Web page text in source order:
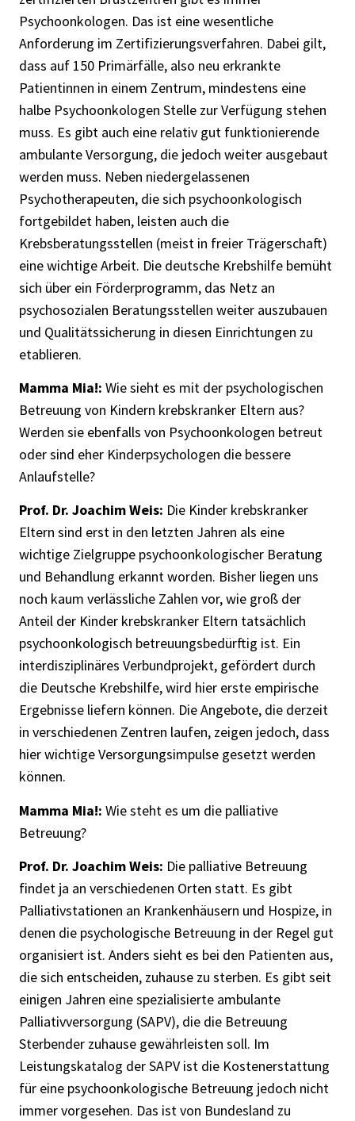
Psychoonkologen. Das ist eine wesentliche
Anforderung im Zertifizierungsverfahren. Dabei gilt,
dass auf 150 Primärfälle, also neu erkrankte
Patientinnen in einem Zentrum, mindestens eine
halbe Psychoonkologen Stelle zur Verfügung stehen
muss. Es gibt auch eine relativ gut funktionierende
ambulante Versorgung, die jedoch weiter ausgebaut
werden muss. Neben niedergelassenen
Psychotherapeuten, die sich psychoonkologisch
fortgebildet haben, leisten auch die
Krebsberatungsstellen (meist in freier Trägerschaft)
eine wichtige Arbeit. Die deutsche Krebshilfe bemüht
sich über ein Förderprogramm, das Netz an
psychosozialen Beratungsstellen weiter auszubauen
und Qualitätssicherung in diesen Einrichtungen zu
etablieren.
Mamma Mia!: Wie sieht es mit der psychologischen
Betreuung von Kindern krebskranker Eltern aus?
Werden sie ebenfalls von Psychoonkologen betreut
oder sind eher Kinderpsychologen die bessere
Anlaufstelle?
Prof. Dr. Joachim Weis: Die Kinder krebskranker
Eltern sind erst in den letzten Jahren als eine
wichtige Zielgruppe psychoonkologischer Beratung
und Behandlung erkannt worden. Bisher liegen uns
noch kaum verlässliche Zahlen vor, wie groß der
Anteil der Kinder krebskranker Eltern tatsächlich
psychoonkologisch betreuungsbedürftig ist. Ein
interdisziplinäres Verbundprojekt, gefördert durch
die Deutsche Krebshilfe, wird hier erste empirische
Ergebnisse liefern können. Die Angebote, die derzeit
in verschiedenen Zentren laufen, zeigen jedoch, dass
hier wichtige Versorgungsimpulse gesetzt werden
können.
Mamma Mia!: Wie steht es um die palliative
Betreuung?
Prof. Dr. Joachim Weis: Die palliative Betreuung
findet ja an verschiedenen Orten statt. Es gibt
Palliativstationen an Krankenhäusern und Hospize, in
denen die psychologische Betreuung in der Regel gut
organisiert ist. Anders sieht es bei den Patienten aus,
die sich entscheiden, zuhause zu sterben. Es gibt seit
einigen Jahren eine spezialisierte ambulante
Palliativversorgung (SAPV), die die Betreuung
Sterbender zuhause gewährleisten soll. Im
Leistungskatalog der SAPV ist die Kostenerstattung
für eine psychoonkologische Betreuung jedoch nicht
immer vorgesehen. Das ist von Bundesland zu